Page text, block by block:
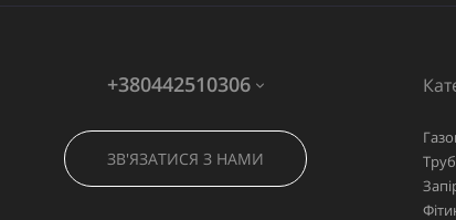
+380442510306
ЗВ'ЯЗАТИСЯ З НАМИ